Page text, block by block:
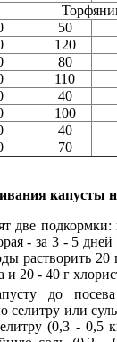
50
120
80
110
40
100
40
70
капусты
две подкормки:
- за 3 - 5
растворить
и 20 - 40 г
до
селитру или
(0,3 - 0,5